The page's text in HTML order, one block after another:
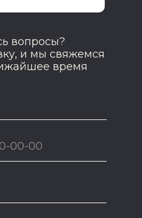
вопросы?
и мы свяжемся
время